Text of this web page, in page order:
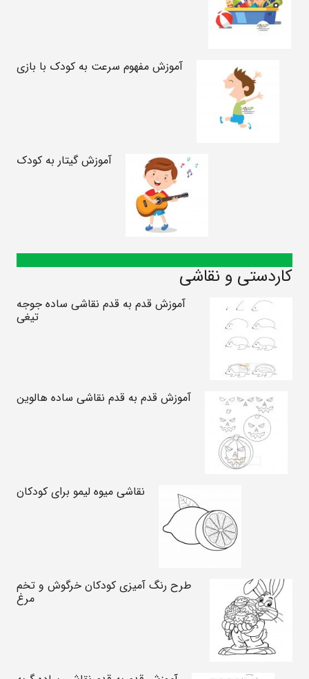
آموزش مفهوم سرعت به کودک با بازی
آموزش گیتار به کودک
کاردستی و نقاشی
آموزش قدم به قدم نقاشی ساده جوجه
تیغی
آموزش قدم به قدم نقاشی ساده هالوین
نقاشی میوه لیمو برای کودکان
طرح رنگ آمیزی کودکان خرگوش و تخم
مرغ